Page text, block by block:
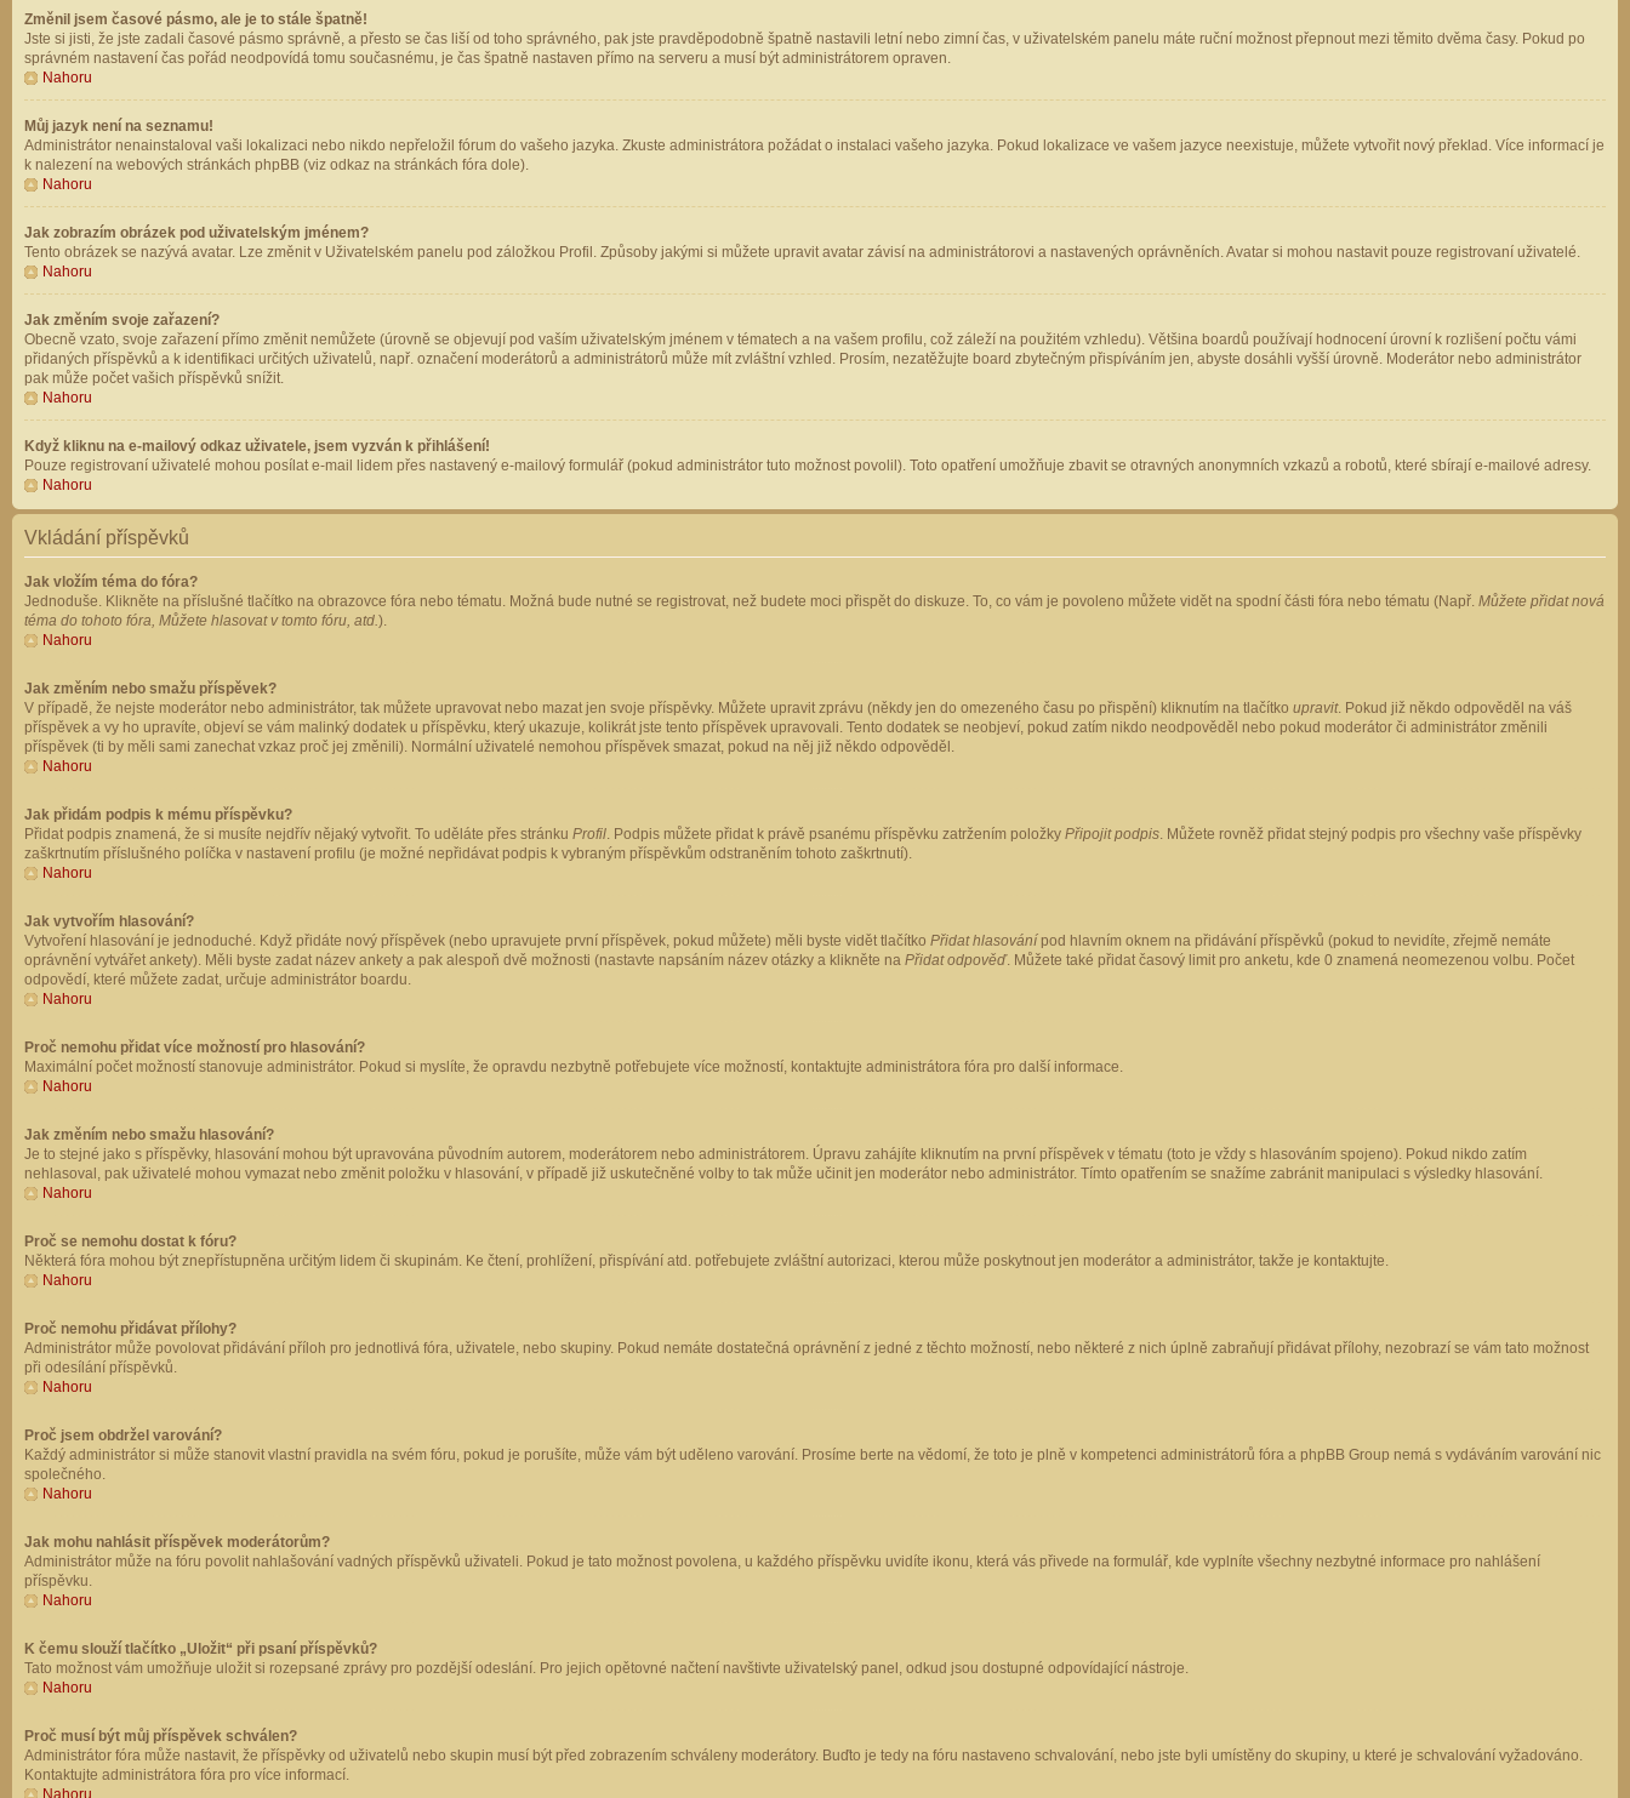
Změnil jsem časové pásmo, ale je to stále špatně!
Jste si jisti, že jste zadali časové pásmo správně, a přesto se čas liší od toho správného, pak jste pravděpodobně špatně nastavili letní nebo zimní čas, v uživatelském panelu máte ruční možnost přepnout mezi těmito dvěma časy. Pokud po
správném nastavení čas pořád neodpovídá tomu současnému, je čas špatně nastaven přímo na serveru a musí být administrátorem opraven.
Nahoru
Můj jazyk není na seznamu!
Administrátor nenainstaloval vaši lokalizaci nebo nikdo nepřeložil fórum do vašeho jazyka. Zkuste administrátora požádat o instalaci vašeho jazyka. Pokud lokalizace ve vašem jazyce neexistuje, můžete vytvořit nový překlad. Více informací je
k nalezení na webových stránkách phpBB (viz odkaz na stránkách fóra dole).
Nahoru
Jak zobrazím obrázek pod uživatelským jménem?
Tento obrázek se nazývá avatar. Lze změnit v Uživatelském panelu pod záložkou Profil. Způsoby jakými si můžete upravit avatar závisí na administrátorovi a nastavených oprávněních. Avatar si mohou nastavit pouze registrovaní uživatelé.
Nahoru
Jak změním svoje zařazení?
Obecně vzato, svoje zařazení přímo změnit nemůžete (úrovně se objevují pod vaším uživatelským jménem v tématech a na vašem profilu, což záleží na použitém vzhledu). Většina boardů používají hodnocení úrovní k rozlišení počtu vámi
přidaných příspěvků a k identifikaci určitých uživatelů, např. označení moderátorů a administrátorů může mít zvláštní vzhled. Prosím, nezatěžujte board zbytečným přispíváním jen, abyste dosáhli vyšší úrovně. Moderátor nebo administrátor
pak může počet vašich příspěvků snížit.
Nahoru
Když kliknu na e-mailový odkaz uživatele, jsem vyzván k přihlášení!
Pouze registrovaní uživatelé mohou posílat e-mail lidem přes nastavený e-mailový formulář (pokud administrátor tuto možnost povolil). Toto opatření umožňuje zbavit se otravných anonymních vzkazů a robotů, které sbírají e-mailové adresy.
Nahoru
Vkládání příspěvků
Jak vložím téma do fóra?
Jednoduše. Klikněte na příslušné tlačítko na obrazovce fóra nebo tématu. Možná bude nutné se registrovat, než budete moci přispět do diskuze. To, co vám je povoleno můžete vidět na spodní části fóra nebo tématu (Např. Můžete přidat nová
téma do tohoto fóra, Můžete hlasovat v tomto fóru, atd.).
Nahoru
Jak změním nebo smažu příspěvek?
V případě, že nejste moderátor nebo administrátor, tak můžete upravovat nebo mazat jen svoje příspěvky. Můžete upravit zprávu (někdy jen do omezeného času po přispění) kliknutím na tlačítko upravit. Pokud již někdo odpověděl na váš
příspěvek a vy ho upravíte, objeví se vám malinký dodatek u příspěvku, který ukazuje, kolikrát jste tento příspěvek upravovali. Tento dodatek se neobjeví, pokud zatím nikdo neodpověděl nebo pokud moderátor či administrátor změnili
příspěvek (ti by měli sami zanechat vzkaz proč jej změnili). Normální uživatelé nemohou příspěvek smazat, pokud na něj již někdo odpověděl.
Nahoru
Jak přidám podpis k mému příspěvku?
Přidat podpis znamená, že si musíte nejdřív nějaký vytvořit. To uděláte přes stránku Profil. Podpis můžete přidat k právě psanému příspěvku zatržením položky Připojit podpis. Můžete rovněž přidat stejný podpis pro všechny vaše příspěvky
zaškrtnutím příslušného políčka v nastavení profilu (je možné nepřidávat podpis k vybraným příspěvkům odstraněním tohoto zaškrtnutí).
Nahoru
Jak vytvořím hlasování?
Vytvoření hlasování je jednoduché. Když přidáte nový příspěvek (nebo upravujete první příspěvek, pokud můžete) měli byste vidět tlačítko Přidat hlasování pod hlavním oknem na přidávání příspěvků (pokud to nevidíte, zřejmě nemáte
oprávnění vytvářet ankety). Měli byste zadat název ankety a pak alespoň dvě možnosti (nastavte napsáním název otázky a klikněte na Přidat odpověď. Můžete také přidat časový limit pro anketu, kde 0 znamená neomezenou volbu. Počet
odpovědí, které můžete zadat, určuje administrátor boardu.
Nahoru
Proč nemohu přidat více možností pro hlasování?
Maximální počet možností stanovuje administrátor. Pokud si myslíte, že opravdu nezbytně potřebujete více možností, kontaktujte administrátora fóra pro další informace.
Nahoru
Jak změním nebo smažu hlasování?
Je to stejné jako s příspěvky, hlasování mohou být upravována původním autorem, moderátorem nebo administrátorem. Úpravu zahájíte kliknutím na první příspěvek v tématu (toto je vždy s hlasováním spojeno). Pokud nikdo zatím
nehlasoval, pak uživatelé mohou vymazat nebo změnit položku v hlasování, v případě již uskutečněné volby to tak může učinit jen moderátor nebo administrátor. Tímto opatřením se snažíme zabránit manipulaci s výsledky hlasování.
Nahoru
Proč se nemohu dostat k fóru?
Některá fóra mohou být znepřístupněna určitým lidem či skupinám. Ke čtení, prohlížení, přispívání atd. potřebujete zvláštní autorizaci, kterou může poskytnout jen moderátor a administrátor, takže je kontaktujte.
Nahoru
Proč nemohu přidávat přílohy?
Administrátor může povolovat přidávání příloh pro jednotlivá fóra, uživatele, nebo skupiny. Pokud nemáte dostatečná oprávnění z jedné z těchto možností, nebo některé z nich úplně zabraňují přidávat přílohy, nezobrazí se vám tato možnost
při odesílání příspěvků.
Nahoru
Proč jsem obdržel varování?
Každý administrátor si může stanovit vlastní pravidla na svém fóru, pokud je porušíte, může vám být uděleno varování. Prosíme berte na vědomí, že toto je plně v kompetenci administrátorů fóra a phpBB Group nemá s vydáváním varování nic
společného.
Nahoru
Jak mohu nahlásit příspěvek moderátorům?
Administrátor může na fóru povolit nahlašování vadných příspěvků uživateli. Pokud je tato možnost povolena, u každého příspěvku uvidíte ikonu, která vás přivede na formulář, kde vyplníte všechny nezbytné informace pro nahlášení
příspěvku.
Nahoru
K čemu slouží tlačítko „Uložit“ při psaní příspěvků?
Tato možnost vám umožňuje uložit si rozepsané zprávy pro pozdější odeslání. Pro jejich opětovné načtení navštivte uživatelský panel, odkud jsou dostupné odpovídající nástroje.
Nahoru
Proč musí být můj příspěvek schválen?
Administrátor fóra může nastavit, že příspěvky od uživatelů nebo skupin musí být před zobrazením schváleny moderátory. Buďto je tedy na fóru nastaveno schvalování, nebo jste byli umístěny do skupiny, u které je schvalování vyžadováno.
Kontaktujte administrátora fóra pro více informací.
Nahoru